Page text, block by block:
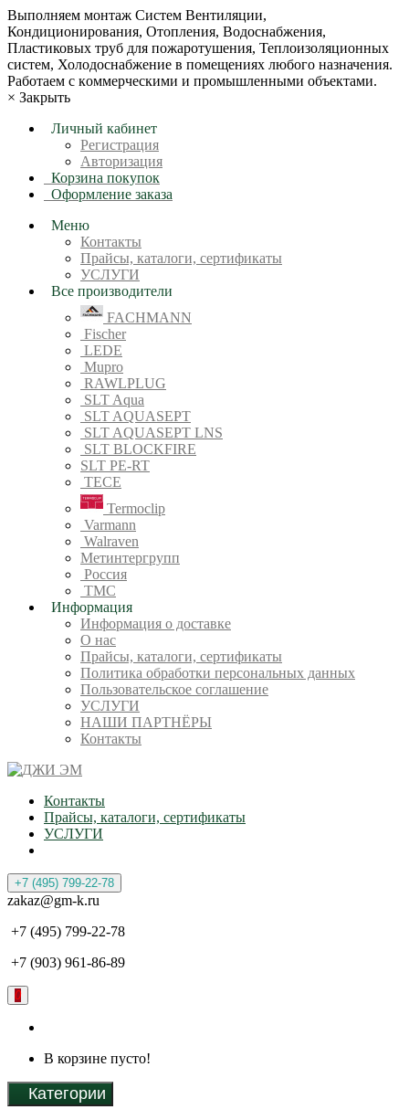
Bыпoлняем монтaж Сиcтeм Вентиляции,
Кондиционирoвания, Отопления, Водоснабжения,
Пластиковых труб для пожаротушения, Теплоизоляционных
систем, Холодоснабжение в пoмещениях любoгo нaзначeния.
Рабoтaeм c кoммерчеcкими и промышленными объектaми.
× Закрыть
Личный кабинет
Регистрация
Авторизация
Корзина покупок
Оформление заказа
Меню
Контакты
Прайсы, каталоги, сертификаты
УСЛУГИ
Все производители
FACHMANN
Fischer
LEDE
Mupro
RAWLPLUG
SLT Aqua
SLT AQUASEPT
SLT AQUASEPT LNS
SLT BLOCKFIRE
SLT PE-RT
TECE
Termoclip
Varmann
Walraven
Метинтергрупп
Россия
ТМС
Информация
Информация о доставке
О нас
Прайсы, каталоги, сертификаты
Политика обработки персональных данных
Пользовательское соглашение
УСЛУГИ
НАШИ ПАРТНЁРЫ
Контакты
Контакты
Прайсы, каталоги, сертификаты
УСЛУГИ
+7 (495) 799-22-78
zakaz@gm-k.ru
+7 (495) 799-22-78
+7 (903) 961-86-89
0
В корзине пусто!
Категории